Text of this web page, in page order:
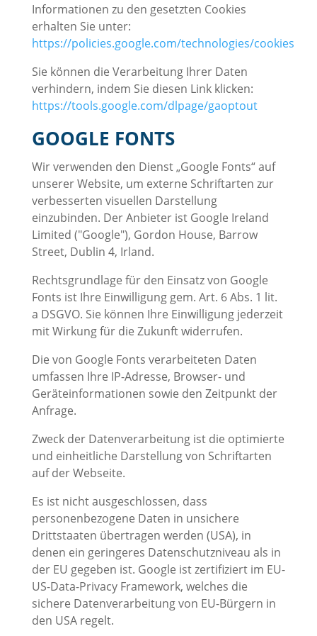
Informationen zu den gesetzten Cookies
erhalten Sie unter:
https://policies.google.com/technologies/cookies
Sie können die Verarbeitung Ihrer Daten
verhindern, indem Sie diesen Link klicken:
https://tools.google.com/dlpage/gaoptout
GOOGLE FONTS
Wir verwenden den Dienst „Google Fonts“ auf
unserer Website, um externe Schriftarten zur
verbesserten visuellen Darstellung
einzubinden. Der Anbieter ist Google Ireland
Limited ("Google"), Gordon House, Barrow
Street, Dublin 4, Irland.
Rechtsgrundlage für den Einsatz von Google
Fonts ist Ihre Einwilligung gem. Art. 6 Abs. 1 lit.
a DSGVO. Sie können Ihre Einwilligung jederzeit
mit Wirkung für die Zukunft widerrufen.
Die von Google Fonts verarbeiteten Daten
umfassen Ihre IP-Adresse, Browser- und
Geräteinformationen sowie den Zeitpunkt der
Anfrage.
Zweck der Datenverarbeitung ist die optimierte
und einheitliche Darstellung von Schriftarten
auf der Webseite.
Es ist nicht ausgeschlossen, dass
personenbezogene Daten in unsichere
Drittstaaten übertragen werden (USA), in
denen ein geringeres Datenschutzniveau als in
der EU gegeben ist. Google ist zertifiziert im EU-
US-Data-Privacy Framework, welches die
sichere Datenverarbeitung von EU-Bürgern in
den USA regelt.